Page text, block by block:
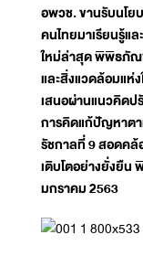
อพวช. ขานรับนโย
คนไทยมาเรียนรู้แ
ใหม่ล่าสุด พิพิธภั
และสิ่งแวดล้อมแห่
เสนอผ่านแนวคิดป
การคิดแก้ปัญหาต
รัชกาลที่ 9 สอดคล้
เติบโตอย่างยั่งยืน
มกราคม 2563